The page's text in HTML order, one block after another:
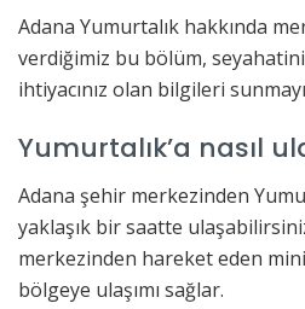
Adana Yumurtalık hakkında
verdiğimiz bu bölüm,
ihtiyacınız olan bilgileri
Yumurtalık’a nasıl
Adana şehir merkezinden
yaklaşık bir saatte
merkezinden hareket eden
bölgeye ulaşımı sağlar.